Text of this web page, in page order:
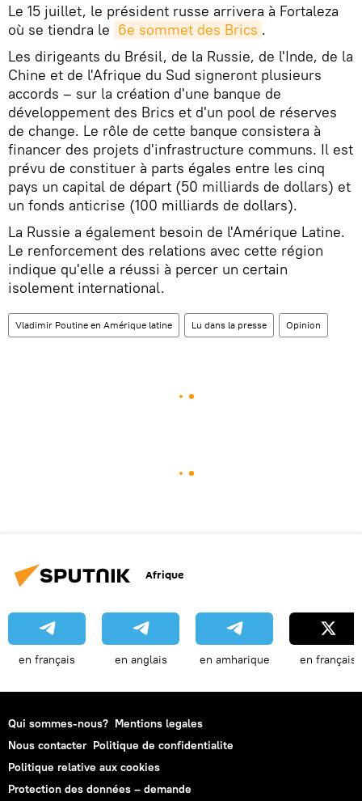
Le 15 juillet, le président russe arrivera à Fortaleza
où se tiendra le 6e sommet des Brics .
Les dirigeants du Brésil, de la Russie, de l'Inde, de la
Chine et de l'Afrique du Sud signeront plusieurs
accords – sur la création d'une banque de
développement des Brics et d'un pool de réserves
de change. Le rôle de cette banque consistera à
financer des projets d'infrastructure communs. Il est
prévu de constituer à parts égales entre les cinq
pays un capital de départ (50 milliards de dollars) et
un fonds anticrise (100 milliards de dollars).
La Russie a également besoin de l'Amérique Latine.
Le renforcement des relations avec cette région
indique qu'elle a réussi à percer un certain
isolement international.
Vladimir Poutine en Amérique latine Lu dans la presse Opinion
Afrique
en français en anglais en amharique en français
Qui sommes-nous? Mentions legales
Nous contacter Politique de confidentialite
Politique relative aux cookies
Protection des données – demande